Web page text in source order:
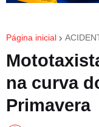
Página inicial
na curva
Primavera